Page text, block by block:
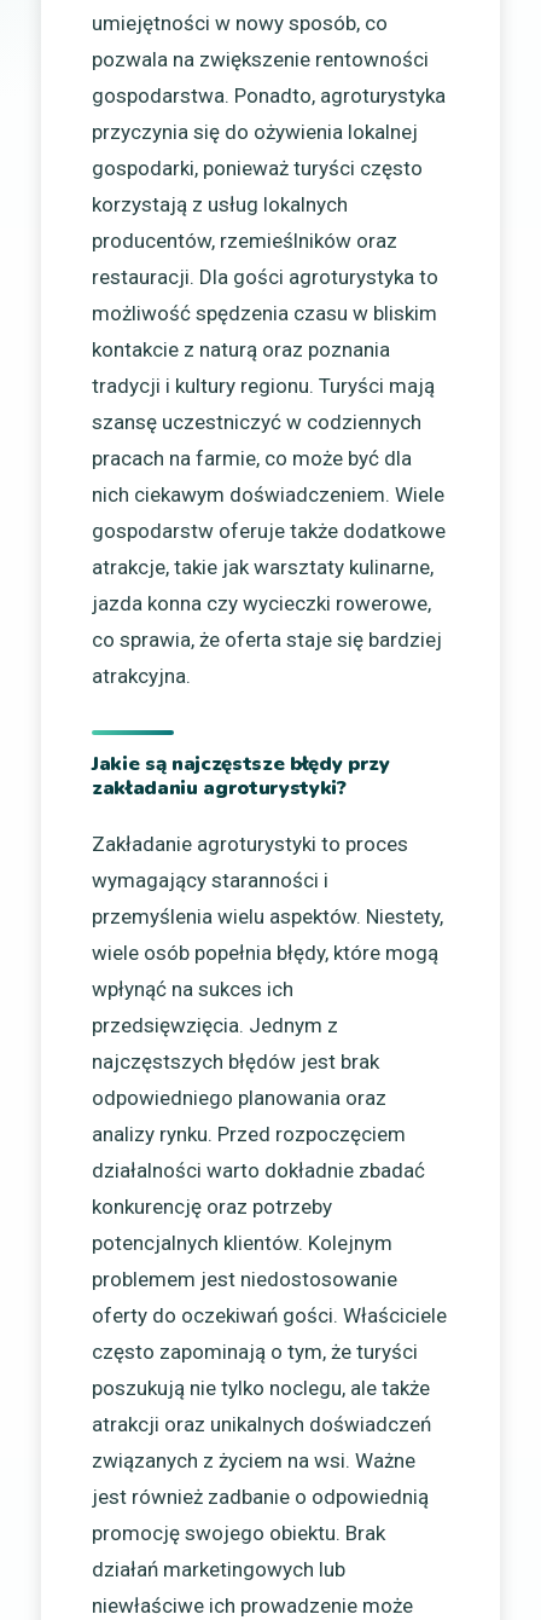
umiejętności w nowy sposób, co
pozwala na zwiększenie rentowności
gospodarstwa. Ponadto, agroturystyka
przyczynia się do ożywienia lokalnej
gospodarki, ponieważ turyści często
korzystają z usług lokalnych
producentów, rzemieślników oraz
restauracji. Dla gości agroturystyka to
możliwość spędzenia czasu w bliskim
kontakcie z naturą oraz poznania
tradycji i kultury regionu. Turyści mają
szansę uczestniczyć w codziennych
pracach na farmie, co może być dla
nich ciekawym doświadczeniem. Wiele
gospodarstw oferuje także dodatkowe
atrakcje, takie jak warsztaty kulinarne,
jazda konna czy wycieczki rowerowe,
co sprawia, że oferta staje się bardziej
atrakcyjna.
Jakie są najczęstsze błędy przy
zakładaniu agroturystyki?
Zakładanie agroturystyki to proces
wymagający staranności i
przemyślenia wielu aspektów. Niestety,
wiele osób popełnia błędy, które mogą
wpłynąć na sukces ich
przedsięwzięcia. Jednym z
najczęstszych błędów jest brak
odpowiedniego planowania oraz
analizy rynku. Przed rozpoczęciem
działalności warto dokładnie zbadać
konkurencję oraz potrzeby
potencjalnych klientów. Kolejnym
problemem jest niedostosowanie
oferty do oczekiwań gości. Właściciele
często zapominają o tym, że turyści
poszukują nie tylko noclegu, ale także
atrakcji oraz unikalnych doświadczeń
związanych z życiem na wsi. Ważne
jest również zadbanie o odpowiednią
promocję swojego obiektu. Brak
działań marketingowych lub
niewłaściwe ich prowadzenie może